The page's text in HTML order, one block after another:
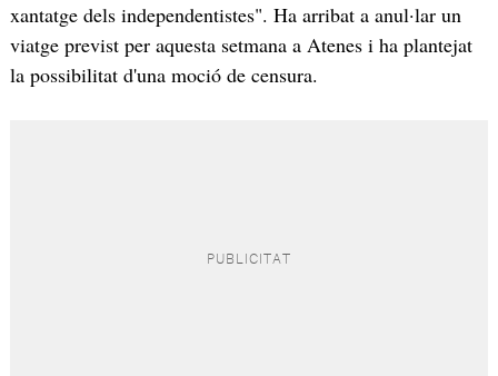
xantatge dels independentistes". Ha arribat a anul·lar un
viatge previst per aquesta setmana a Atenes i ha plantejat
la possibilitat d'una moció de censura.